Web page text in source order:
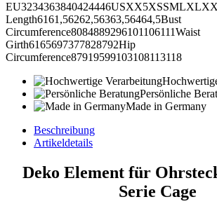
Length6161,56262,56363,56464,5Bust
Circumference8084889296101106111Waist
Girth6165697377828792Hip
Circumference87919599103108113118
Persönliche
Made in Germany
Beschreibung
Artikeldetails
Deko Element für
Serie Cage